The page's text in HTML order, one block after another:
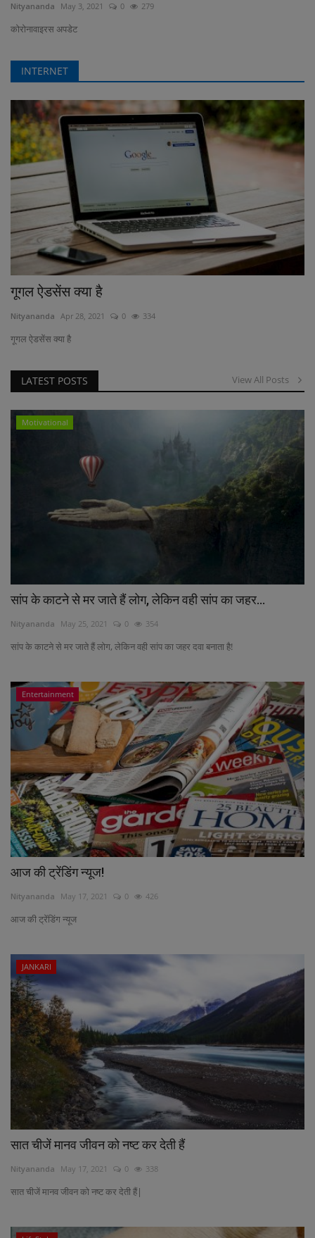
Nityananda May 3, 2021 0 279
कोरोनावाइरस अपडेट
INTERNET
गूगल ऐडसेंस क्या है
Nityananda Apr 28, 2021 0 334
गूगल ऐडसेंस क्या है
LATEST POSTS View All Posts
Motivational
सांप के काटने से मर जाते हैं लोग, लेकिन वही सांप का जहर...
Nityananda May 25, 2021 0 354
सांप के काटने से मर जाते हैं लोग, लेकिन वही सांप का जहर दवा बनाता है!
Entertainment
आज की ट्रेंडिंग न्यूज!
Nityananda May 17, 2021 0 426
आज की ट्रेंडिंग न्यूज
JANKARI
सात चीजें मानव जीवन को नष्ट कर देती हैं
Nityananda May 17, 2021 0 338
सात चीजें मानव जीवन को नष्ट कर देती हैं|